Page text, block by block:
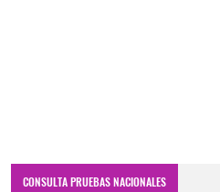
CONSULTA PRUEBAS NACIONALES